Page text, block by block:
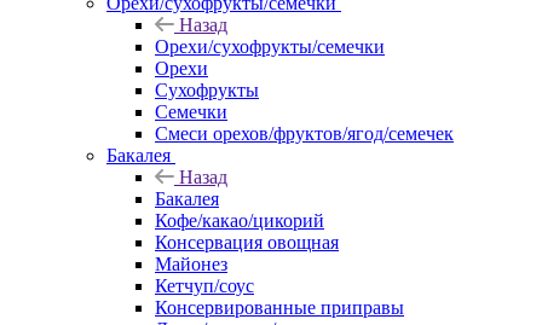
Назад
Орехи/сухофрукты/семечки
Орехи
Сухофрукты
Семечки
Смеси орехов/фруктов/ягод/семечек
Бакалея
Назад
Бакалея
Кофе/какао/цикорий
Консервация овощная
Майонез
Кетчуп/соус
Консервированные приправы